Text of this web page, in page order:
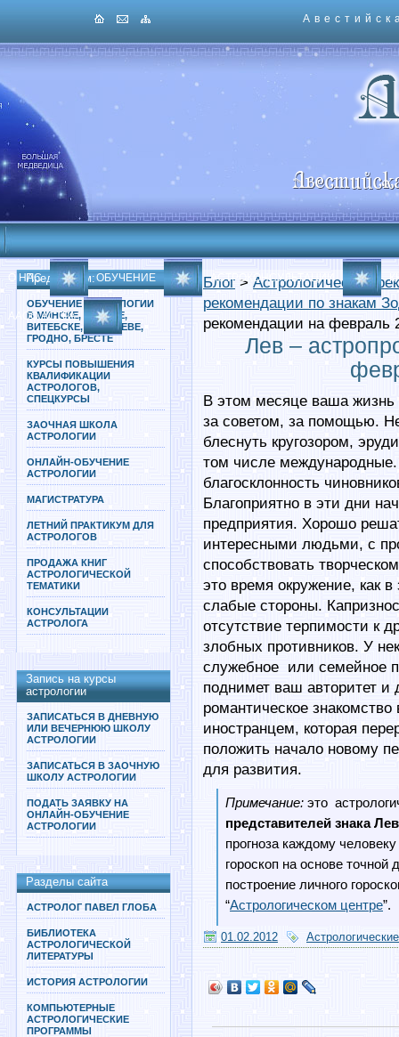
О НАС ОБУЧЕНИЕ АСТРОКОНСУЛЬТАЦИИ
ААОО АСТРА
Блог > Астрологические
рекомендации по знакам
рекомендации на февраль
Лев –
В этом месяце ваша жизнь
за советом, за помощью.
блеснуть кругозором,
том числе
благосклонность
Благоприятно в эти дни
предприятия. Хорошо
интересными людьми, с
способствовать
это время окружение, как
слабые стороны.
отсутствие терпимости к
злобных противников. У
служебное или семейное
поднимет ваш авторитет
романтическое
иностранцем, которая
положить начало новому
для развития.
Примечание: это
представителей знака Лев
прогноза каждому
гороскоп на основе
построение личного
“Астрологическом центре”.
01.02.2012
Предлагаем:
ОБУЧЕНИЕ АСТРОЛОГИИ
В МИНСКЕ, ГОМЕЛЕ,
ВИТЕБСКЕ, МОГИЛЕВЕ,
ГРОДНО, БРЕСТЕ
КУРСЫ ПОВЫШЕНИЯ
КВАЛИФИКАЦИИ
АСТРОЛОГОВ,
СПЕЦКУРСЫ
ЗАОЧНАЯ ШКОЛА
АСТРОЛОГИИ
ОНЛАЙН-ОБУЧЕНИЕ
АСТРОЛОГИИ
МАГИСТРАТУРА
ЛЕТНИЙ ПРАКТИКУМ ДЛЯ
АСТРОЛОГОВ
ПРОДАЖА КНИГ
АСТРОЛОГИЧЕСКОЙ
ТЕМАТИКИ
КОНСУЛЬТАЦИИ
АСТРОЛОГА
Запись на курсы
астрологии
ЗАПИСАТЬСЯ В ДНЕВНУЮ
ИЛИ ВЕЧЕРНЮЮ ШКОЛУ
АСТРОЛОГИИ
ЗАПИСАТЬСЯ В ЗАОЧНУЮ
ШКОЛУ АСТРОЛОГИИ
ПОДАТЬ ЗАЯВКУ НА
ОНЛАЙН-ОБУЧЕНИЕ
АСТРОЛОГИИ
Разделы сайта
АСТРОЛОГ ПАВЕЛ ГЛОБА
БИБЛИОТЕКА
АСТРОЛОГИЧЕСКОЙ
ЛИТЕРАТУРЫ
ИСТОРИЯ АСТРОЛОГИИ
КОМПЬЮТЕРНЫЕ
АСТРОЛОГИЧЕСКИЕ
ПРОГРАММЫ